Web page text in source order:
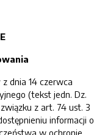
dnia 14 czerwca
(tekst jedn. Dz.
z art. 74 ust. 3
informacji o
w ochronie